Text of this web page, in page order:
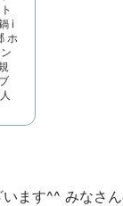
i
ホ
ます^^ みなさ